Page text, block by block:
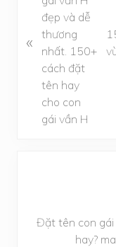
ế
«
Đặt tên con gái
hay?